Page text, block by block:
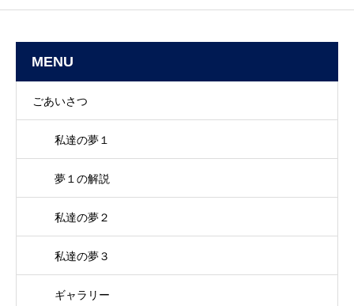
MENU
ごあいさつ
私達の夢１
夢１の解説
私達の夢２
私達の夢３
ギャラリー